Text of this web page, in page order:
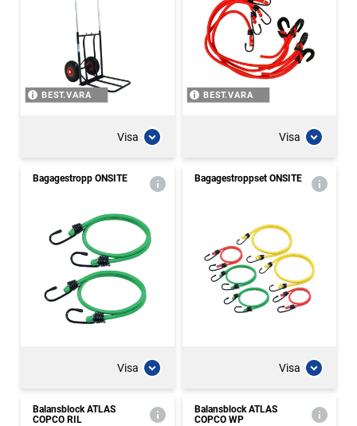
BEST.VARA
Visa
BEST.VARA
Visa
Bagagestropp ONSITE
Visa
Bagagestroppset ONSITE
Visa
Balansblock ATLAS
COPCO RIL
Balansblock ATLAS
COPCO WP